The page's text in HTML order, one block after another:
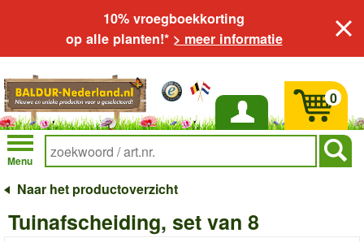
10% vroegboekkorting
op alle planten!* > meer informatie
Inloggen
Menu
0
Naar het productoverzicht
Tuinafscheiding, set van 8